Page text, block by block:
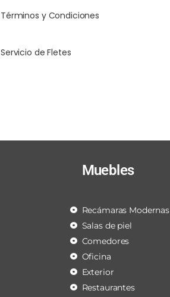
Términos y Condiciones
Servicio de Fletes
Muebles
Recámaras Modernas
Salas de piel
Comedores
Oficina
Exterior
Restaurantes